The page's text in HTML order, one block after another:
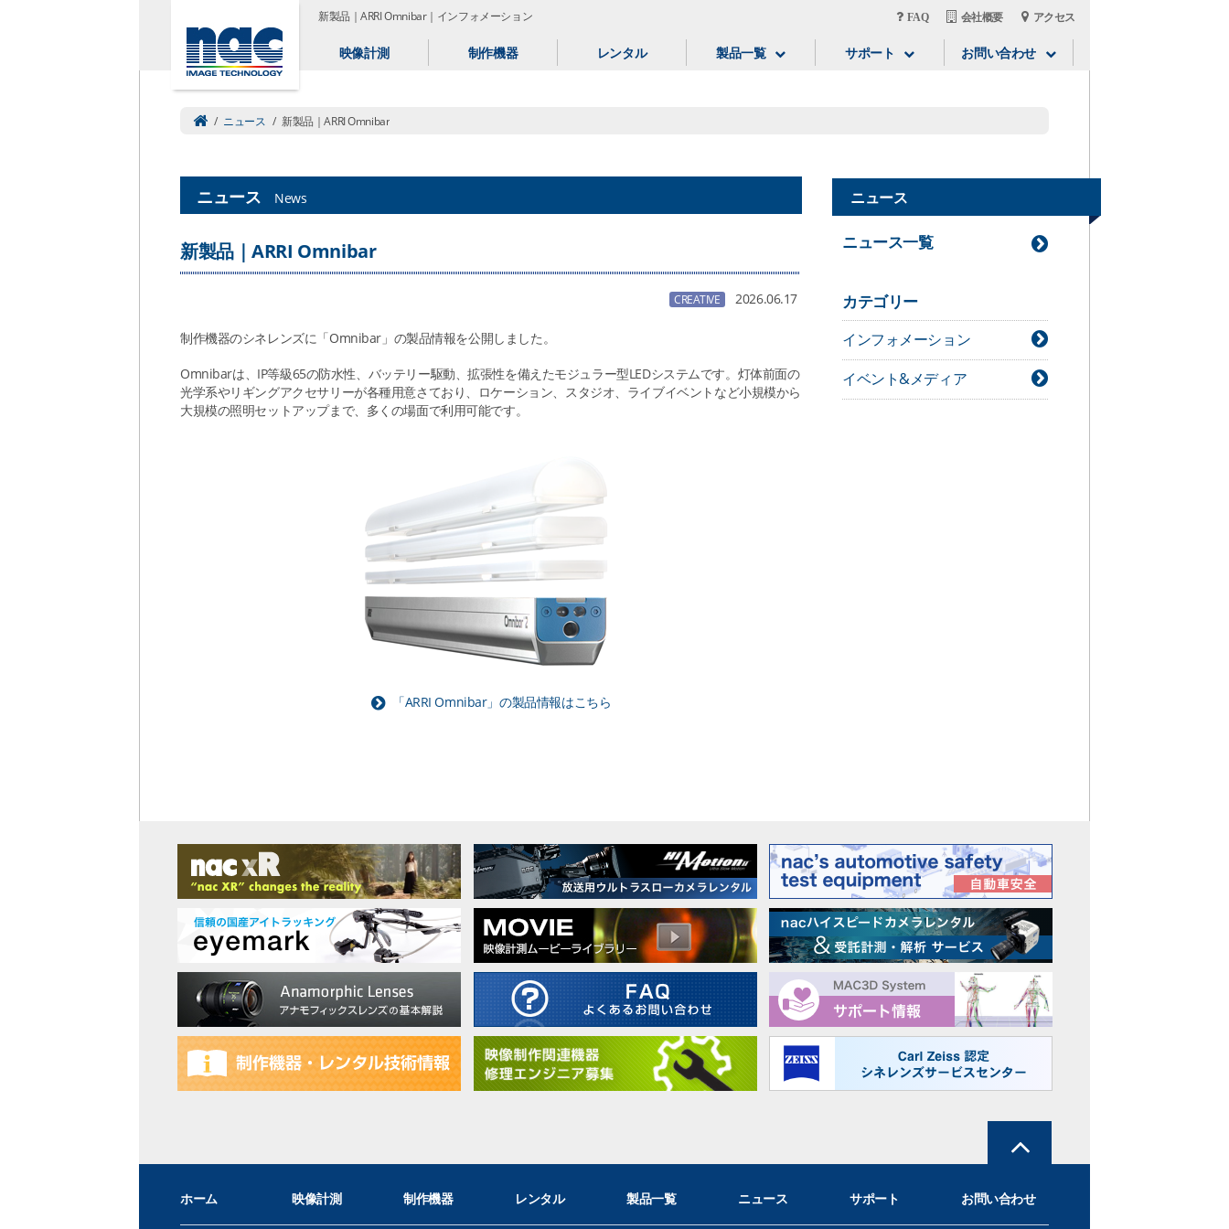
新製品｜ARRI Omnibar｜インフォメーション FAQ 会社概要 アクセス
映像計測 制作機器 レンタル 製品一覧 サポート お問い合わせ
ニュース
/ ニュース / 新製品｜ARRI Omnibar
ニュース News
新製品｜ARRI Omnibar
CREATIVE 2026.06.17
制作機器のシネレンズに「Omnibar」の製品情報を公開しました。
Omnibarは、IP等級65の防水性、バッテリー駆動、拡張性を備えたモジュラー型LEDシステムです。灯体前面の
光学系やリギングアクセサリーが各種用意さており、ロケーション、スタジオ、ライブイベントなど小規模から
大規模の照明セットアップまで、多くの場面で利用可能です。
「ARRI Omnibar」の製品情報はこちら
ニュース一覧
カテゴリー
インフォメーション
イベント&メディア
ホーム 映像計測 制作機器 レンタル 製品一覧 ニュース サポート お問い合わせ